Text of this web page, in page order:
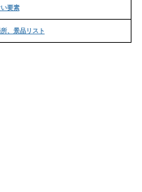
要素
、景品リスト